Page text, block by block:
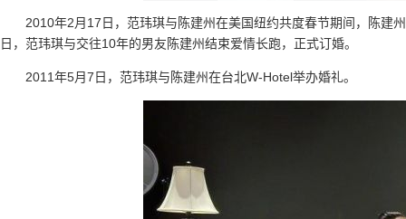
2010年2月17日，范玮琪与陈建州在美国纽约共度春节期间，陈建
日，范玮琪与交往10年的男友陈建州结束爱情长跑，正式订婚。
2011年5月7日，范玮琪与陈建州在台北W-Hotel举办婚礼。